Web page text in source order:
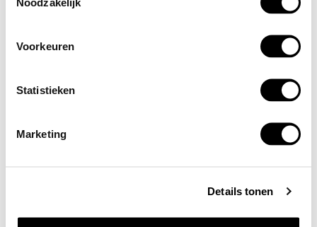
Voorkeuren
Statistieken
Marketing
Details tonen